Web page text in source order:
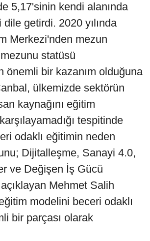
5,17'sinin kendi alanında
dile getirdi. 2020 yılında
Merkezi'nden mezun
statüsü
önemli bir kazanım olduğuna
ülkemizde sektörün
kaynağını eğitim
tespitinde
odaklı eğitimin neden
Dijitalleşme, Sanayi 4.0,
ve Değişen İş Gücü
açıklayan Mehmet Salih
modelini beceri odaklı
bir parçası olarak